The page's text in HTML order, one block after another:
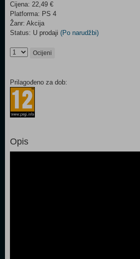
Cijena: 22,49 €
Platforma: PS 4
Žanr: Akcija
Status: U prodaji (Po narudžbi)
Ocijeni
Prilagođeno za dob:
Opis